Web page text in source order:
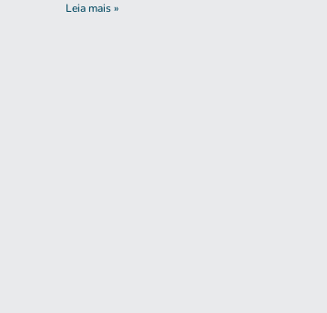
Leia mais »